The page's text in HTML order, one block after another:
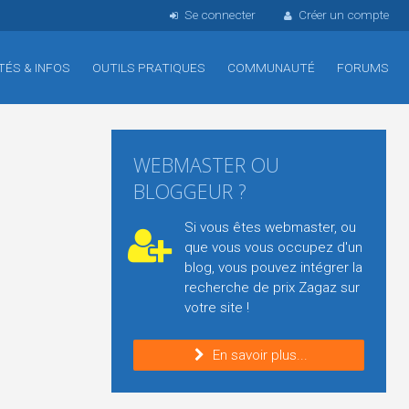
Se connecter Créer un compte
& INFOS OUTILS PRATIQUES COMMUNAUTÉ FORUMS
WEBMASTER OU
BLOGGEUR ?
Si vous êtes webmaster, ou
que vous vous occupez d'un
blog, vous pouvez intégrer la
recherche de prix Zagaz sur
votre site !
En savoir plus...